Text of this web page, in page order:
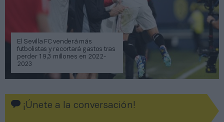
El Sevilla FC venderá más
futbolistas y recortará gastos tras
perder 19,3 millones en 2022-
2023
¡Únete a la conversación!